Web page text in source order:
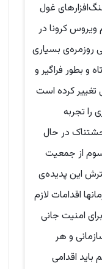
غول
ویروس کرونا در
روزمره‌ی بسیاری
و بطور فراگیر و
تغییر کرده است
را تجربه‌
در حال
از جمعیت
این پدیده‌ی
اقدامات لازم
امنیت جانی
و هر
اقدامی